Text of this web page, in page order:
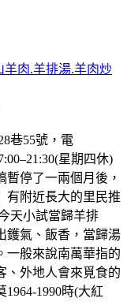
羊肉.羊排湯.羊肉炒
巷55號，電
星期四休)
停了一兩個月後，
有附近長大的里民推
天小試當歸羊排
鑊氣、飯香，當歸湯
一般來說南萬華指的
、外地人會來覓食的
1990時(大紅